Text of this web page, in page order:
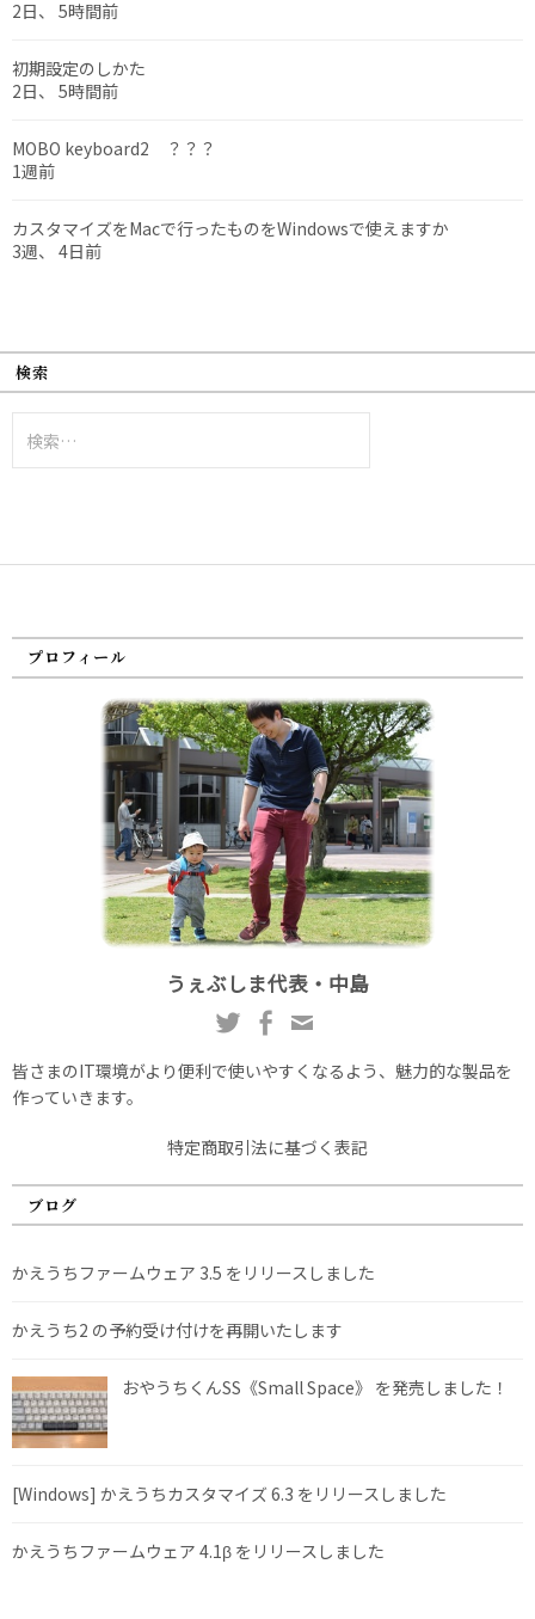
2日、 5時間前
初期設定のしかた
2日、 5時間前
MOBO keyboard2 ？？？
1週前
カスタマイズをMacで行ったものをWindowsで使えますか
3週、 4日前
検索
索:
プロフィール
うぇぶしま代表・中島
皆さまのIT環境がより便利で使いやすくなるよう、魅力的な製品を
作っていきます。
特定商取引法に基づく表記
ブログ
かえうちファームウェア 3.5 をリリースしました
かえうち2 の予約受け付けを再開いたします
おやうちくんSS《Small Space》 を発売しました！
[Windows] かえうちカスタマイズ 6.3 をリリースしました
かえうちファームウェア 4.1β をリリースしました